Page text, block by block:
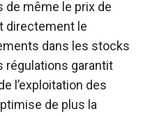
de même le prix de
directement le
dans les stocks
régulations garantit
l’exploitation des
de plus la